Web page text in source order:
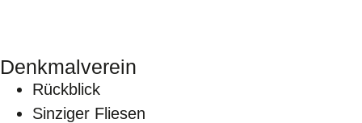
Denkmalverein
Rückblick
Sinziger Fliesen